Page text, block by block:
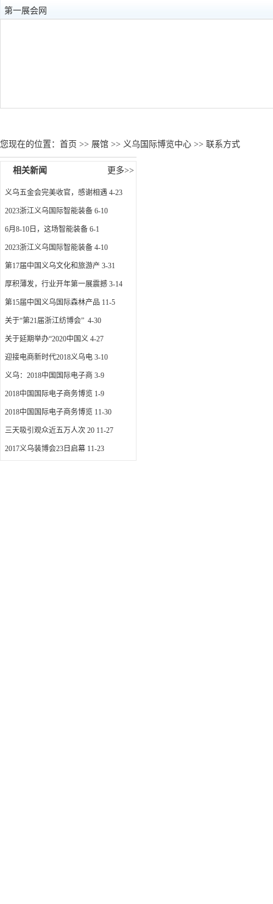
第一展会网
您现在的位置： 首页 >> 展馆 >> 义乌国际博览中心 >> 联系方式
更多>>
相关新闻
义乌五金会完美收官，感谢相遇 4-23
2023浙江义乌国际智能装备 6-10
6月8-10日，这场智能装备 6-1
2023浙江义乌国际智能装备 4-10
第17届中国义乌文化和旅游产 3-31
厚积薄发，行业开年第一展震撼 3-14
第15届中国义乌国际森林产品 11-5
关于“第21届浙江纺博会” 4-30
关于延期举办“2020中国义 4-27
迎接电商新时代2018义乌电 3-10
义乌：2018中国国际电子商 3-9
2018中国国际电子商务博览 1-9
2018中国国际电子商务博览 11-30
三天吸引观众近五万人次 20 11-27
2017义乌装博会23日启幕 11-23